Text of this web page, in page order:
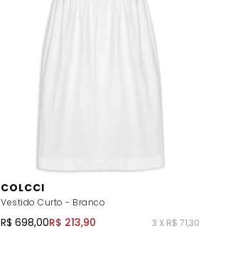
COLCCI
Vestido Curto - Branco
R$ 698,00R$ 213,90 3 X R$ 71,30